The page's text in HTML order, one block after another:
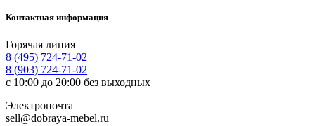
Контактная информация
Горячая линия
8 (495) 724-71-02
8 (903) 724-71-02
с 10:00 до 20:00 без выходных
Электропочта
sell@dobraya-mebel.ru